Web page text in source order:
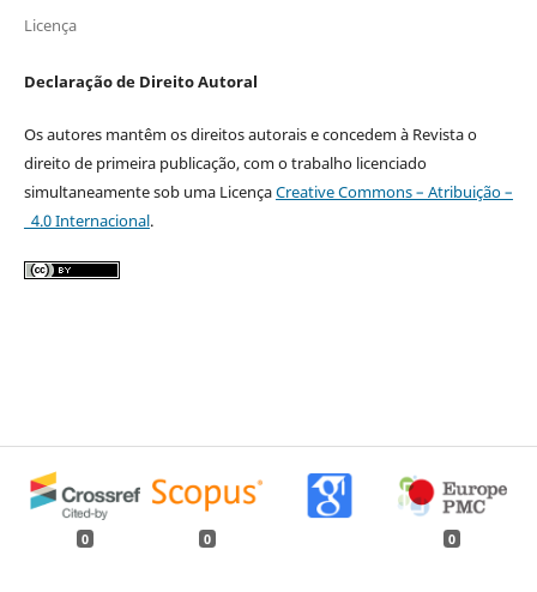
Licença
Declaração de Direito Autoral
Os autores mantêm os direitos autorais e concedem à Revista o
direito de primeira publicação, com o trabalho licenciado
simultaneamente sob uma LicençaCreative Commons – Atribuição –
4.0 Internacional.
0 0 0